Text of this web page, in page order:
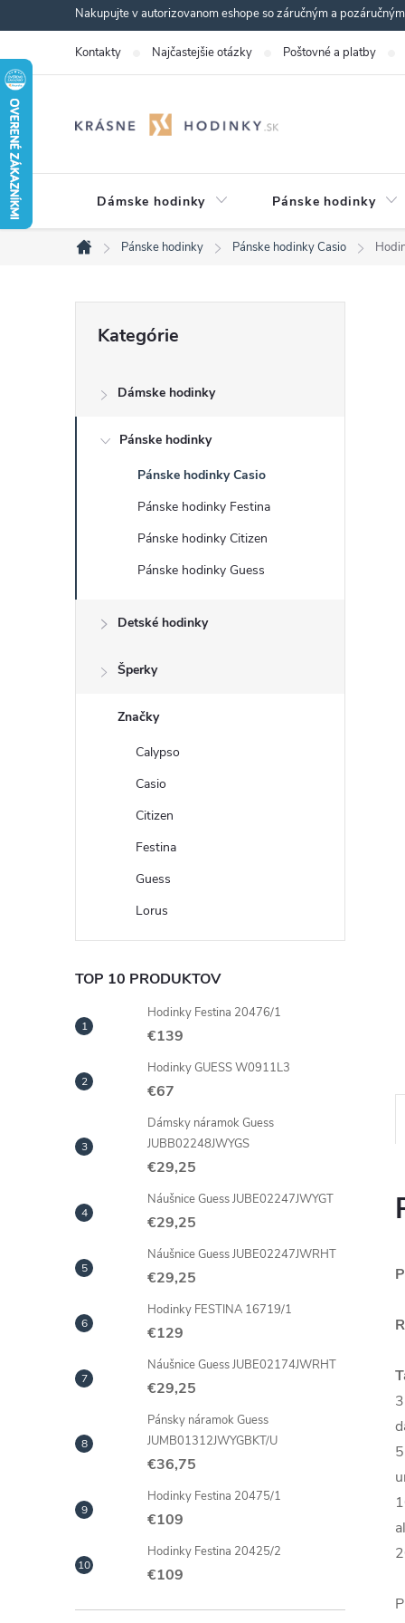
na
obsah
Nakupujte v autorizovanom eshope so záručným a
Kontakty Najčastejšie otázky Poštovné a platby
Dámske hodinky Pánske hodinky
Domov
Pánske hodinky Pánske hodinky Casio
č
a
kategórie
Kategórie
Dámske hodinky
Pánske hodinky
Pánske hodinky Casio
Pánske hodinky Festina
Pánske hodinky Citizen
Pánske hodinky Guess
Detské hodinky
Šperky
Značky
Calypso
Casio
Citizen
Festina
Guess
Lorus
TOP 10 PRODUKTOV
Hodinky Festina 20476/1
€139
Hodinky GUESS W0911L3
€67
Dámsky náramok Guess
JUBB02248JWYGS
€29,25
Náušnice Guess JUBE02247JWYGT
€29,25
Náušnice Guess JUBE02247JWRHT
€29,25
Hodinky FESTINA 16719/1
€129
Náušnice Guess JUBE02174JWRHT
€29,25
Pánsky náramok Guess
JUMB01312JWYGBKT/U
€36,75
Hodinky Festina 20475/1
€109
Hodinky Festina 20425/2
€109